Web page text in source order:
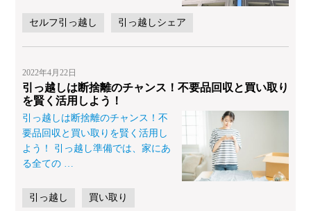
セルフ引っ越し 引っ越しシェア
2022年4月22日
引っ越しは断捨離のチャンス！不要品回収と買い取り
を賢く活用しよう！
引っ越しは断捨離のチャンス！不
要品回収と買い取りを賢く活用し
よう！ 引っ越し準備では、家にあ
る全ての
引っ越し 買い取り